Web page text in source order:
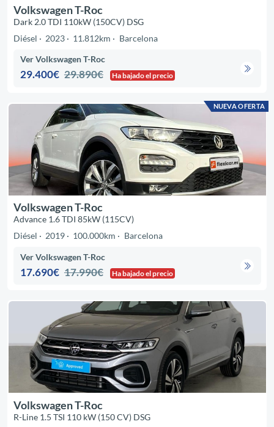
Volkswagen T-Roc
Dark 2.0 TDI 110kW (150CV) DSG
Diésel
2023 11.812km Barcelona
Ver Volkswagen T-Roc
29.400€ 29.890€ Ha bajado el precio
NUEVA OFERTA
Volkswagen T-Roc
Advance 1.6 TDI 85kW (115CV)
Diésel
2019 100.000km Barcelona
Ver Volkswagen T-Roc
17.690€ 17.990€ Ha bajado el precio
Volkswagen T-Roc
R-Line 1.5 TSI 110 kW (150 CV) DSG